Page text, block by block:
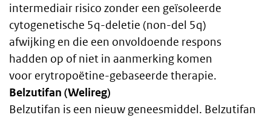
intermediair risico zonder een geïsoleerde
cytogenetische 5q-deletie (non-del 5q)
afwijking en die een onvoldoende respons
hadden op of niet in aanmerking komen
voor erytropoëtine-gebaseerde therapie.
Belzutifan (Welireg)
Belzutifan is een nieuw geneesmiddel. Belzutifan